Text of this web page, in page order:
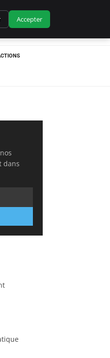
dans
Accepter